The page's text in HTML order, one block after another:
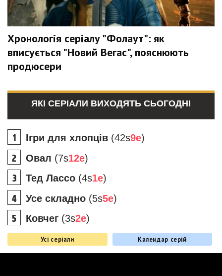
Хронологія серіалу "Фолаут": як
вписується "Новий Вегас", пояснюють
продюсери
ЯКІ СЕРІАЛИ ВИХОДЯТЬ СЬОГОДНІ
Ігри для хлопців (42s9e)
Овал (7s12e)
Тед Лассо (4s1e)
Усе складно (5s5e)
Ковчег (3s2e)
Усі серіали Календар серій